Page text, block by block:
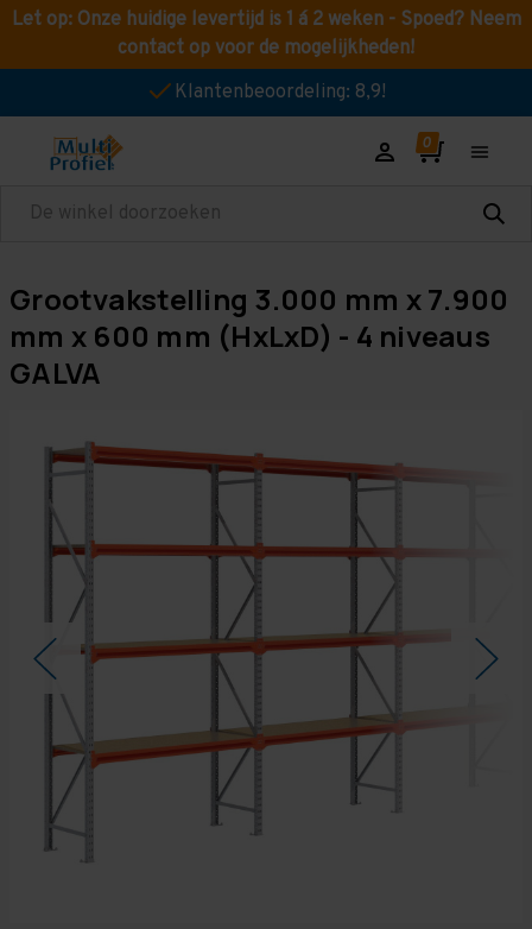
Let op: Onze huidige levertijd is 1 á 2 weken - Spoed? Neem
contact op voor de mogelijkheden!
Klantenbeoordeling: 8,9!
Zoeken
Grootvakstelling 3.000 mm x 7.900
mm x 600 mm (HxLxD) - 4 niveaus
GALVA